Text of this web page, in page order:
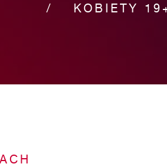
KOBIETY